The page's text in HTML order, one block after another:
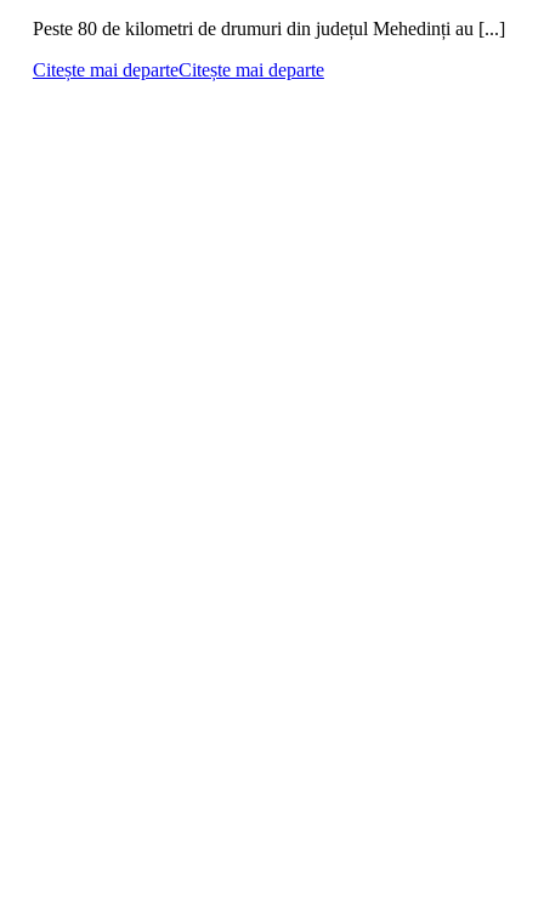
Peste 80 de kilometri de drumuri din județul Mehedinți au [...]
Citește mai departeCitește mai departe